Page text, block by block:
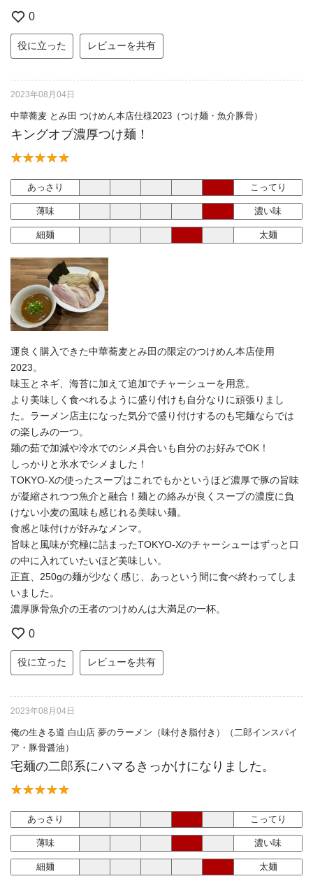
0
役に立った レビューを共有
2023年08月04日
中華蕎麦 とみ田 つけめん本店仕様2023（つけ麺・魚介豚骨）
キングオブ濃厚つけ麺！
あっさり こってり
薄味 濃い味
細麺 太麺
運良く購入できた中華蕎麦とみ田の限定のつけめん本店使用
2023。
味玉とネギ、海苔に加えて追加でチャーシューを用意。
より美味しく食べれるように盛り付けも自分なりに頑張りまし
た。ラーメン店主になった気分で盛り付けするのも宅麺ならでは
の楽しみの一つ。
麺の茹で加減や冷水でのシメ具合いも自分のお好みでOK！
しっかりと氷水でシメました！
TOKYO-Xの使ったスープはこれでもかというほど濃厚で豚の旨味
が凝縮されつつ魚介と融合！麺との絡みが良くスープの濃度に負
けない小麦の風味も感じれる美味い麺。
食感と味付けが好みなメンマ。
旨味と風味が究極に詰まったTOKYO-Xのチャーシューはずっと口
の中に入れていたいほど美味しい。
正直、250gの麺が少なく感じ、あっという間に食べ終わってしま
いました。
濃厚豚骨魚介の王者のつけめんは大満足の一杯。
0
役に立った レビューを共有
2023年08月04日
俺の生きる道 白山店 夢のラーメン（味付き脂付き）（二郎インスパイ
ア・豚骨醤油）
宅麺の二郎系にハマるきっかけになりました。
あっさり こってり
薄味 濃い味
細麺 太麺